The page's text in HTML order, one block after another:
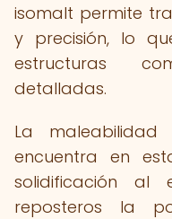
isomalt permite
y precisión, lo
estructuras
detalladas.
La
encuentra en
solidificación al
reposteros la